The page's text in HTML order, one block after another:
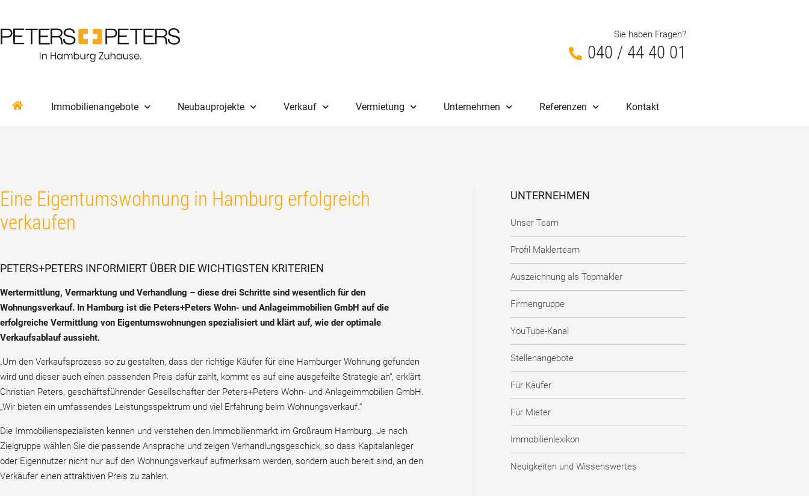
Sie haben Fragen?
040 / 44 40 01
Immobilienangebote Neubauprojekte Verkauf Vermietung Unternehmen Referenzen Kontakt
Eine Eigentumswohnung in Hamburg erfolgreich
verkaufen
PETERS+PETERS INFORMIERT ÜBER DIE WICHTIGSTEN KRITERIEN
Wertermittlung, Vermarktung und Verhandlung – diese drei Schritte sind wesentlich für den
Wohnungsverkauf. In Hamburg ist die Peters+Peters Wohn- und Anlageimmobilien GmbH auf die
erfolgreiche Vermittlung von Eigentumswohnungen spezialisiert und klärt auf, wie der optimale
Verkaufsablauf aussieht.
„Um den Verkaufsprozess so zu gestalten, dass der richtige Käufer für eine Hamburger Wohnung gefunden
wird und dieser auch einen passenden Preis dafür zahlt, kommt es auf eine ausgefeilte Strategie an“, erklärt
Christian Peters, geschäftsführender Gesellschafter der Peters+Peters Wohn- und Anlageimmobilien GmbH.
„Wir bieten ein umfassendes Leistungsspektrum und viel Erfahrung beim Wohnungsverkauf.“
Die Immobilienspezialisten kennen und verstehen den Immobilienmarkt im Großraum Hamburg. Je nach
Zielgruppe wählen Sie die passende Ansprache und zeigen Verhandlungsgeschick, so dass Kapitalanleger
oder Eigennutzer nicht nur auf den Wohnungsverkauf aufmerksam werden, sondern auch bereit sind, an den
Verkäufer einen attraktiven Preis zu zahlen.
UNTERNEHMEN
Unser Team
Profil Maklerteam
Auszeichnung als Topmakler
Firmengruppe
YouTube-Kanal
Stellenangebote
Für Käufer
Für Mieter
Immobilienlexikon
Neuigkeiten und Wissenswertes